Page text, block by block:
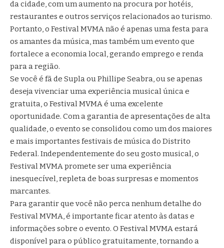
da cidade, com um aumento na procura por hotéis,
restaurantes e outros serviços relacionados ao turismo.
Portanto, o Festival MVMA não é apenas uma festa para
os amantes da música, mas também um evento que
fortalece a economia local, gerando emprego e renda
para a região.
Se você é fã de Supla ou Phillipe Seabra, ou se apenas
deseja vivenciar uma experiência musical única e
gratuita, o Festival MVMA é uma excelente
oportunidade. Com a garantia de apresentações de alta
qualidade, o evento se consolidou como um dos maiores
e mais importantes festivais de música do Distrito
Federal. Independentemente do seu gosto musical, o
Festival MVMA promete ser uma experiência
inesquecível, repleta de boas surpresas e momentos
marcantes.
Para garantir que você não perca nenhum detalhe do
Festival MVMA, é importante ficar atento às datas e
informações sobre o evento. O Festival MVMA estará
disponível para o público gratuitamente, tornando a